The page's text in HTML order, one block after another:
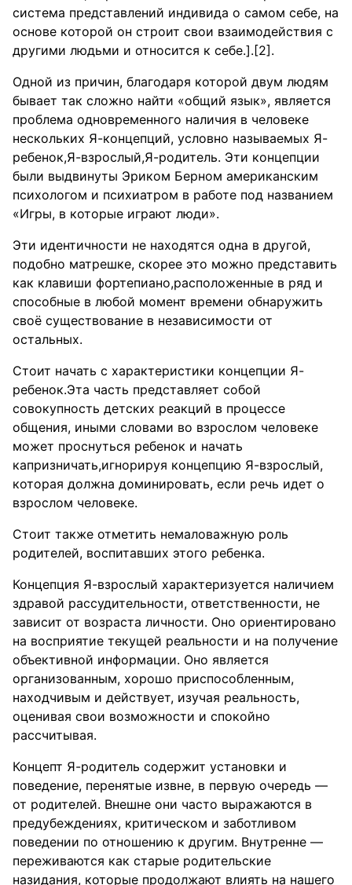
система представлений индивида о самом себе, на
основе которой он строит свои взаимодействия c
другими людьми и относится к себе.].[2].
Одной из причин, благодаря которой двум людям
бывает так сложно найти «общий язык», является
проблема одновременного наличия в человеке
нескольких Я-концепций, условно называемых Я-
ребенок,Я-взрослый,Я-родитель. Эти концепции
были выдвинуты Эриком Берном американским
психологом и психиатром в работе под названием
«Игры, в которые играют люди».
Эти идентичности не находятся одна в другой,
подобно матрешке, скорее это можно представить
как клавиши фортепиано,расположенные в ряд и
способные в любой момент времени обнаружить
своё существование в независимости от
остальных.
Стоит начать с характеристики концепции Я-
ребенок.Эта часть представляет собой
совокупность детских реакций в процессе
общения, иными словами во взрослом человеке
может проснуться ребенок и начать
капризничать,игнорируя концепцию Я-взрослый,
которая должна доминировать, если речь идет о
взрослом человеке.
Стоит также отметить немаловажную роль
родителей, воспитавших этого ребенка.
Концепция Я-взрослый характеризуется наличием
здравой рассудительности, ответственности, не
зависит от возраста личности. Оно ориентировано
на восприятие текущей реальности и на получение
объективной информации. Оно является
организованным, хорошо приспособленным,
находчивым и действует, изучая реальность,
оценивая свои возможности и спокойно
рассчитывая.
Концепт Я-родитель содержит установки и
поведение, перенятые извне, в первую очередь —
от родителей. Внешне они часто выражаются в
предубеждениях, критическом и заботливом
поведении по отношению к другим. Внутренне —
переживаются как старые родительские
назидания, которые продолжают влиять на нашего